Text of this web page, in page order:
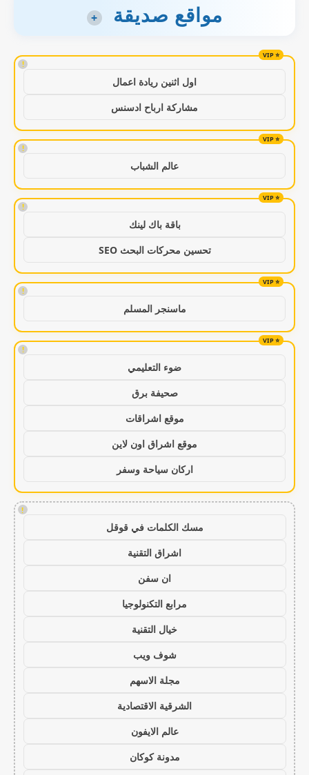
مواقع صديقة +
!
اول اثنين ريادة اعمال
مشاركة ارباح ادسنس
!
عالم الشباب
!
باقة باك لينك
تحسين محركات البحث SEO
!
ماسنجر المسلم
!
ضوء التعليمي
صحيفة برق
موقع اشراقات
موقع اشراق اون لاين
اركان سياحة وسفر
!
مسك الكلمات في قوقل
اشراق التقنية
ان سفن
مرابع التكنولوجيا
خيال التقنية
شوف ويب
مجلة الاسهم
الشرقية الاقتصادية
عالم الايفون
مدونة كوكان